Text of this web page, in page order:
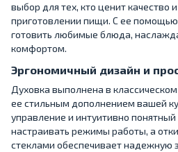
выбор для тех, кто ценит качество
приготовлении пищи. С ее
готовить любимые блюда,
комфортом.
Эргономичный дизайн и
Духовка выполнена в
ее стильным дополнением вашей
управление и интуитивно
настраивать режимы работы, а
стеклами обеспечивает надежную